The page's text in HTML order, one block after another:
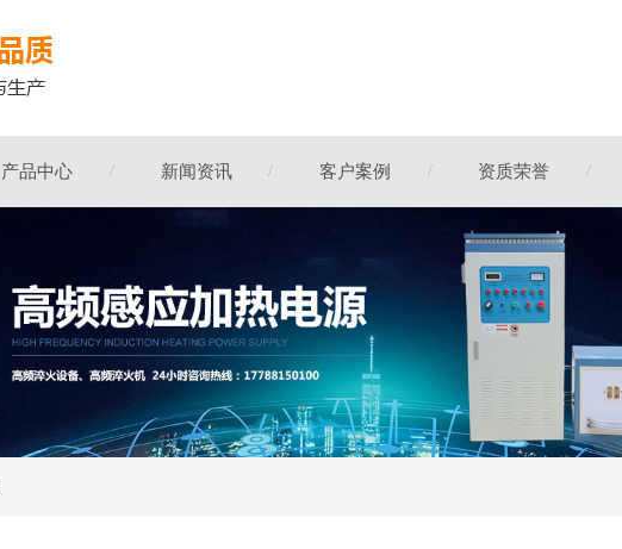
产品中心 新闻资讯 客户案例 资质荣誉